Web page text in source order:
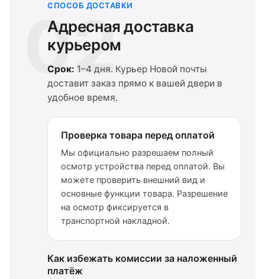
02
СПОСОБ ДОСТАВКИ
Адресная доставка
курьером
Срок: 1–4 дня. Курьер Новой почты
доставит заказ прямо к вашей двери в
удобное время.
Проверка товара перед оплатой
Мы официально разрешаем полный
осмотр устройства перед оплатой. Вы
можете проверить внешний вид и
основные функции товара. Разрешение
на осмотр фиксируется в
транспортной накладной.
Как избежать комиссии за наложенный
платёж